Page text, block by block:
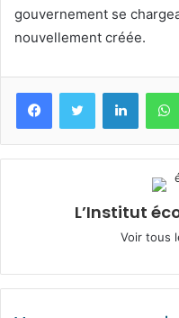
gouvernement se
nouvellement créée.
FacebookTwitter
L’Institut
Voir tous